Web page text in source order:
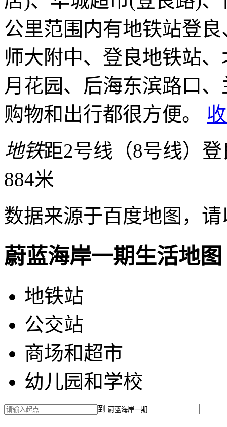
公里范围内有地铁站登
师大附中、登良地铁站
月花园、后海东滨路口
购物和出行都很方便。
地铁距2号线（8号线）登
884米
数据来源于百度地图，
蔚蓝海岸一期生活地图
地铁站
公交站
商场和超市
幼儿园和学校
到